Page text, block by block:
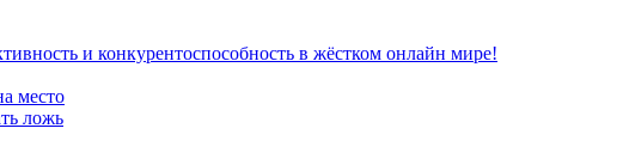
и конкурентоспособность в жёстком онлайн мире!
место
ложь